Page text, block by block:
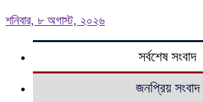
শনিবার, ৮ অগাস্ট, ২০২৬
সর্বশেষ সংবাদ
জনপ্রিয় সংবাদ